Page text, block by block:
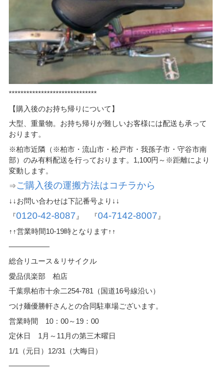
******************************
【購入後のお持ち帰りについて】
大型、重量物。お持ち帰りが難しいお客様には配送も承って
おります。
※柏市近隣（※柏市・流山市・松戸市・我孫子市・守谷市南
部）のみ有料配送を行っております。1,100円～※距離により
変動します。
⇒ご購入後の運搬方法はコチラから
↓↓お問い合わせは下記番号より↓↓
『0120-42-8087』 『04-7142-8007』
↑↑営業時間10-19時となります↑↑
—————–
総合リユース＆リサイクル
愛品倶楽部 柏店
千葉県柏市十余二254-781（国道16号線沿い）
つけ麺優勝軒さんとの合同駐車場ございます。
営業時間 10：00～19：00
定休日 1月～11月の第三木曜日
1/1（元日）12/31（大晦日）
—————–